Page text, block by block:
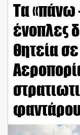
Τα «πάνω
ένοπλες
θητεία